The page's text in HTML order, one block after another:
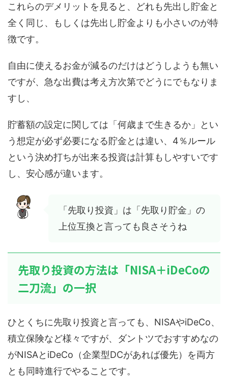
これらのデメリットを見ると、どれも先出し貯金と
全く同じ、もしくは先出し貯金よりも小さいのが特
徴です。
自由に使えるお金が減るのだけはどうしようも無い
ですが、急な出費は考え方次第でどうにでもなりま
すし、
貯蓄額の設定に関しては「何歳まで生きるか」とい
う想定が必ず必要になる貯金とは違い、4％ルール
という決め打ちが出来る投資は計算もしやすいです
し、安心感が違います。
「先取り投資」は「先取り貯金」の
上位互換と言っても良さそうね
先取り投資の方法は「NISA＋iDeCoの
二刀流」の一択
ひとくちに先取り投資と言っても、NISAやiDeCo、
積立保険など様々ですが、ダントツでおすすめなの
がNISAとiDeCo（企業型DCがあれば優先）を両方
とも同時進行でやることです。